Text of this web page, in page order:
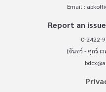
Email :
Report an
0-2422-
(จันทร์ - ศุกร์ เ